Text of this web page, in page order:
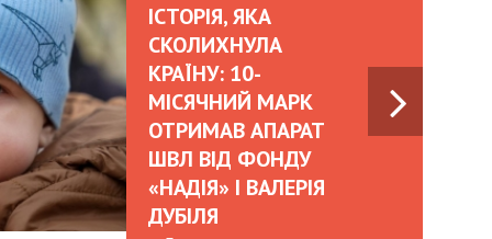
ІСТОРІЯ, ЯКА
СКОЛИХНУЛА
КРАЇНУ: 10-
МІСЯЧНИЙ МАРК
ОТРИМАВ АПАРАТ
ШВЛ ВІД ФОНДУ
«НАДІЯ» І ВАЛЕРІЯ
ДУБІЛЯ